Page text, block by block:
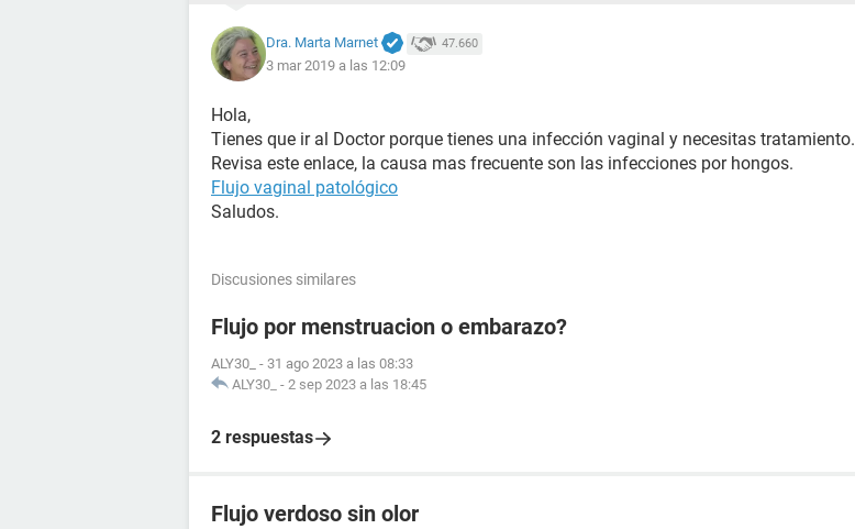
Dra. Marta Marnet 47.660
3 mar 2019 a las 12:09
Hola,
Tienes que ir al Doctor porque tienes una infección vaginal y necesitas tratamiento.
Revisa este enlace, la causa mas frecuente son las infecciones por hongos.
Flujo vaginal patológico
Saludos.
Discusiones similares
Flujo por menstruacion o embarazo?
ALY30_ - 31 ago 2023 a las 08:33
ALY30_ - 2 sep 2023 a las 18:45
2 respuestas
Flujo verdoso sin olor